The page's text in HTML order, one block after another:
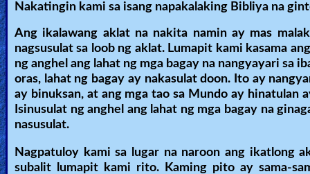
Revelations
Testimonies
Evangelism
Documentaries
Nakatingin kami sa isang napakalaking Bibliya na
Ang ikalawang aklat na nakita namin ay mas
nagsusulat sa loob ng aklat. Lumapit kami kasama
ng anghel ang lahat ng mga bagay na nangyayari sa
oras, lahat ng bagay ay nakasulat doon. Ito ay
ay binuksan, at ang mga tao sa Mundo ay hinatulan
Isinusulat ng anghel ang lahat ng mga bagay na
nasusulat.
Nagpatuloy kami sa lugar na naroon ang ikatlong
subalit lumapit kami rito. Kaming pito ay sama-